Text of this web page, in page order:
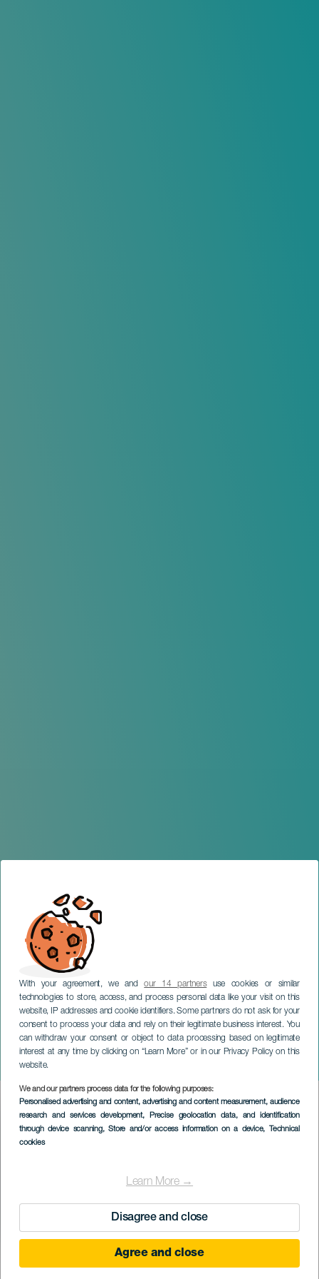
With your agreement, we andour 14 partnersuse cookies or similar
technologies to store, access, and process personal data like your visit on this
website, IP addresses and cookie identifiers. Some partners do not ask for your
consent to process your data and rely on their legitimate business interest. You
can withdraw your consent or object to data processing based on legitimate
interest at any time by clicking on “Learn More” or in our Privacy Policy on this
website.
We and our partners process data for the following purposes:
Personalised advertising and content, advertising and content measurement, audience
research and services development, Precise geolocation data, and identification
through device scanning, Store and/or access information on a device, Technical
cookies
Learn More →
Disagree and close
Agree and close
Fiesta del humo
TENERIFE
Imagen
Listado
October 2026